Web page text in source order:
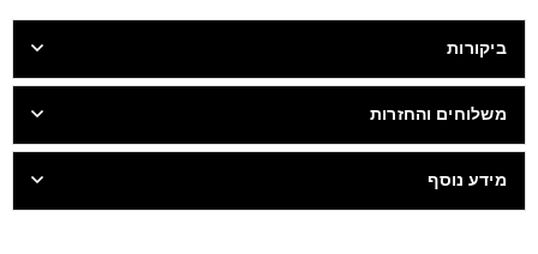
ביקורות
משלוחים והחזרות
מידע נוסף